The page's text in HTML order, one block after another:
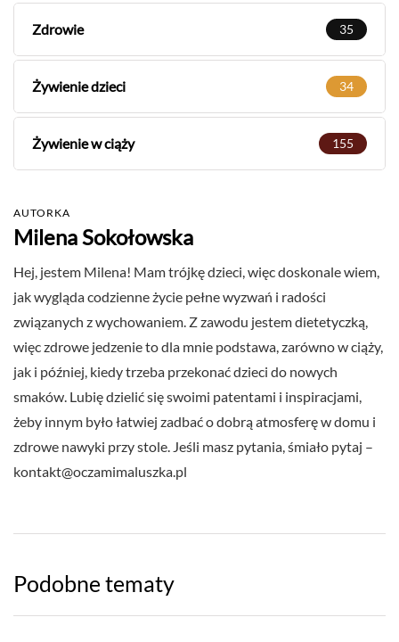
Zdrowie 35
Żywienie dzieci 34
Żywienie w ciąży 155
AUTORKA
Milena Sokołowska
Hej, jestem Milena! Mam trójkę dzieci, więc doskonale wiem,
jak wygląda codzienne życie pełne wyzwań i radości
związanych z wychowaniem. Z zawodu jestem dietetyczką,
więc zdrowe jedzenie to dla mnie podstawa, zarówno w ciąży,
jak i później, kiedy trzeba przekonać dzieci do nowych
smaków. Lubię dzielić się swoimi patentami i inspiracjami,
żeby innym było łatwiej zadbać o dobrą atmosferę w domu i
zdrowe nawyki przy stole. Jeśli masz pytania, śmiało pytaj –
kontakt@oczamimaluszka.pl
Podobne tematy